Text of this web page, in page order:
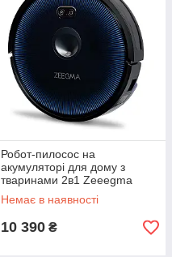
Робот-пилосос на
акумуляторі для дому з
тваринами 2в1 Zeeegma
Zonder Robo Vision
Немає в наявності
10 390 ₴